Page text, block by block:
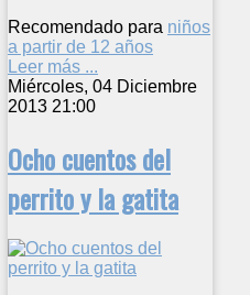
Recomendado para niños
a partir de 12 años
Leer más ...
Miércoles, 04 Diciembre
2013 21:00
Ocho cuentos del
perrito y la gatita